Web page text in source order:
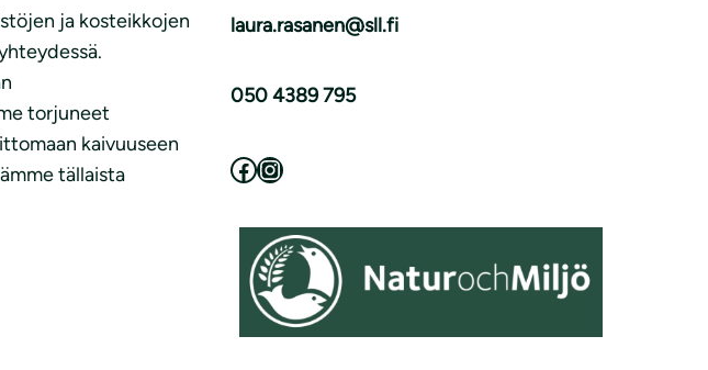
ja kosteikkojen
torjuneet
kaivuuseen
tällaista
laura.rasanen@sll.fi
050 4389 795
Facebook Instagram